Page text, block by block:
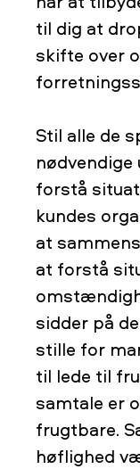
til dig at
skifte over
Stil alle de
forstå
kundes
at
at forstå
sidder på
stille for
til lede til
samtale er
frugtbare.
høflighed